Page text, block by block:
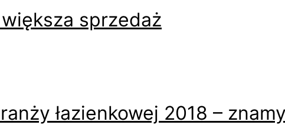
sprzedaż
łazienkowej 2018 –